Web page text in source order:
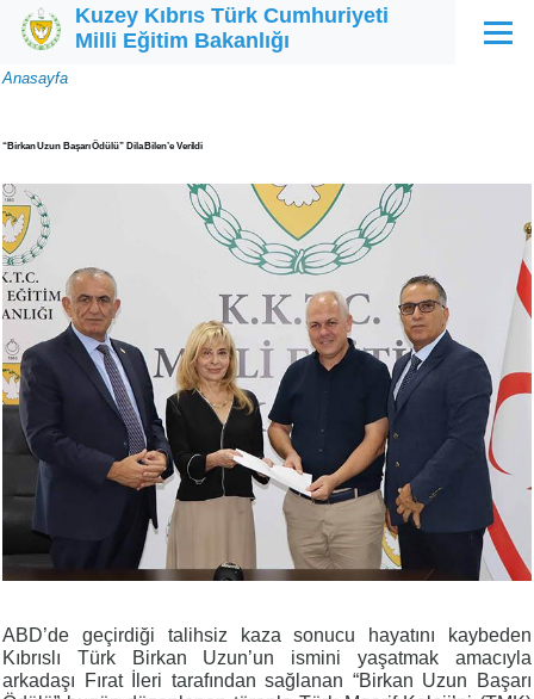
Ana içeriğe atla
Kuzey Kıbrıs Türk Cumhuriyeti
Milli Eğitim Bakanlığı
Menü
Sayfa
Anasayfa
“Birkan Uzun Başarı Ödülü” Dila Bilen’e Verildi
ABD’de geçirdiği talihsiz kaza sonucu hayatını kaybeden
Kıbrıslı Türk Birkan Uzun’un ismini yaşatmak amacıyla
arkadaşı Fırat İleri tarafından sağlanan “Birkan Uzun Başarı